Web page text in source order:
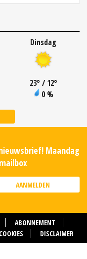
Dinsdag
23° / 12°
0 %
Maandag
AANMELDEN
ABONNEMENT
COOKIES DISCLAIMER